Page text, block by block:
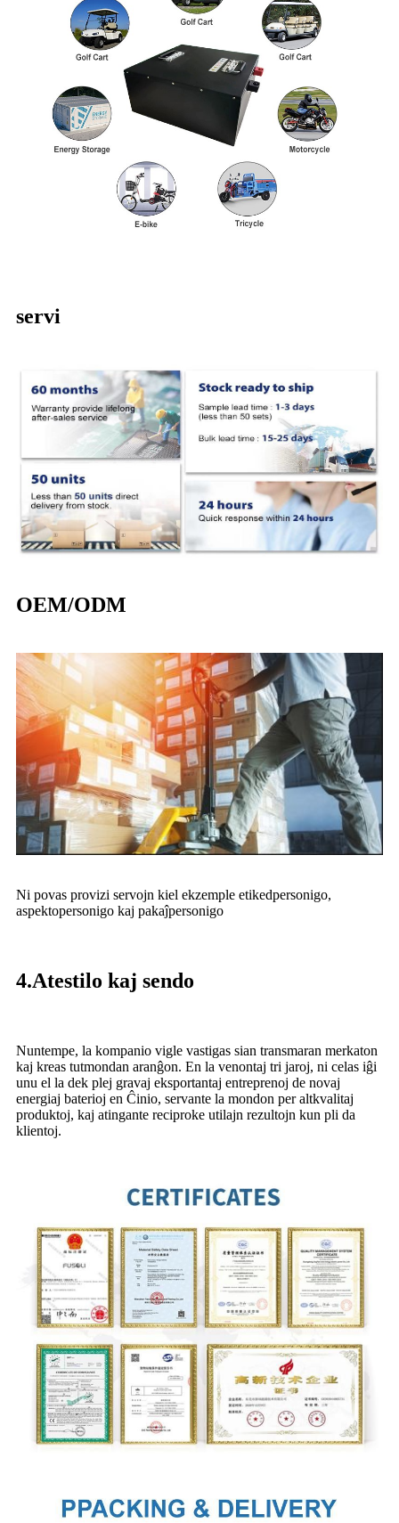
servi
OEM/ODM
Ni povas provizi servojn kiel ekzemple etikedpersonigo,
aspektopersonigo kaj pakaĵpersonigo
4.Atestilo kaj sendo
Nuntempe, la kompanio vigle vastigas sian transmaran merkaton
kaj kreas tutmondan aranĝon. En la venontaj tri jaroj, ni celas iĝi
unu el la dek plej gravaj eksportantaj entreprenoj de novaj
energiaj baterioj en Ĉinio, servante la mondon per altkvalitaj
produktoj, kaj atingante reciproke utilajn rezultojn kun pli da
klientoj.